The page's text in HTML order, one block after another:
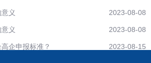
2023-08-08
义
2023-08-08
义
2023-08-15
企申报标准？